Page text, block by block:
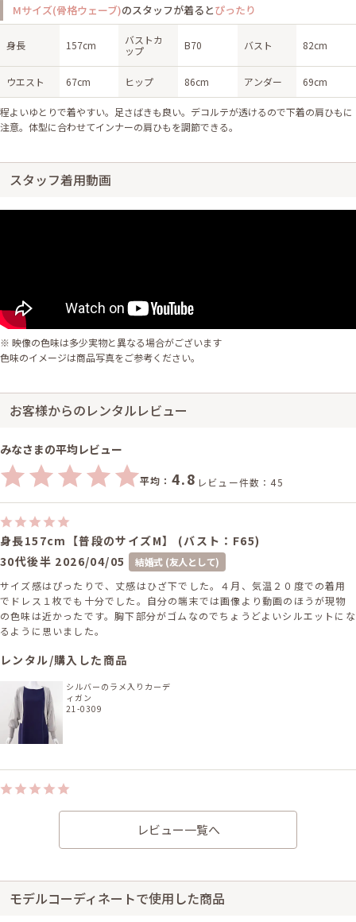
Mサイズ(骨格ウェーブ)のスタッフが着るとぴったり
身長 157cm
バストカ
ップ
B70 バスト 82cm
ウエスト 67cm ヒップ 86cm アンダー 69cm
程よいゆとりで着やすい。足さばきも良い。デコルテが透けるので下着の肩ひもに
注意。体型に合わせてインナーの肩ひもを調節できる。
スタッフ着用動画
※ 映像の色味は多少実物と異なる場合がございます
色味のイメージは商品写真をご参考ください。
お客様からのレンタルレビュー
みなさまの平均レビュー
平均： 4.8 レビュー件数：45
身長157cm【普段のサイズM】 (バスト：F65)
30代後半 2026/04/05
結婚式 (友人として)
サイズ感はぴったりで、丈感はひざ下でした。４月、気温２０度での着用
でドレス１枚でも十分でした。自分の端末では画像より動画のほうが現物
の色味は近かったです。胸下部分がゴムなのでちょうどよいシルエットにな
るように思いました。
レンタル/購入した商品
シルバーのラメ入りカーデ
ィガン
21-0309
身長146cm【Sサイズ】 (バスト：B70)
結婚式 (友人として)
サイズはぴったりで、丈はひざ下でした。 キャミソールワンピの長さが調
えしました。
レビュー一覧へ
モデルコーディネートで使用した商品